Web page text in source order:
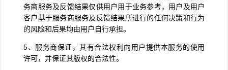
务商服务及反馈结果仅供用户用于业务参考，用户及用户
客户基于服务商服务及反馈结果所进行的任何决策和行为
的风险和后果均由用户自行承担。
5、服务商保证，其有合法权利向用户提供本服务的使用
许可，并保证其版权的合法性。